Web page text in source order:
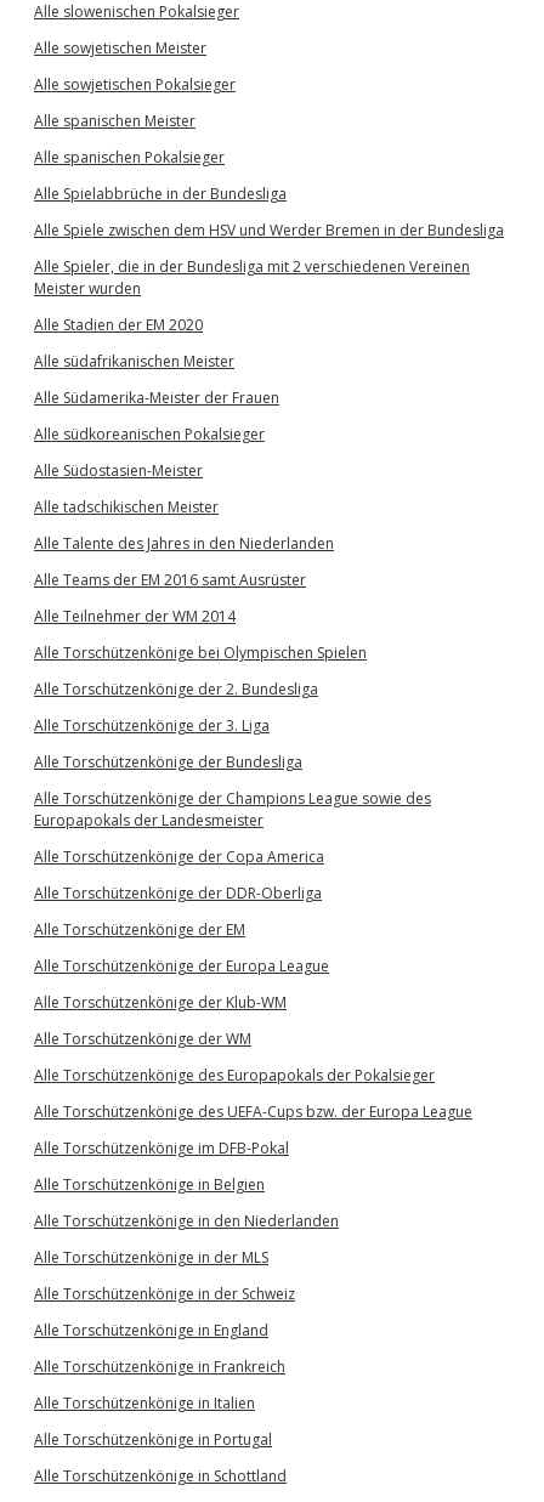
Alle slowenischen Pokalsieger
Alle sowjetischen Meister
Alle sowjetischen Pokalsieger
Alle spanischen Meister
Alle spanischen Pokalsieger
Alle Spielabbrüche in der Bundesliga
Alle Spiele zwischen dem HSV und Werder Bremen in der Bundesliga
Alle Spieler, die in der Bundesliga mit 2 verschiedenen Vereinen
Meister wurden
Alle Stadien der EM 2020
Alle südafrikanischen Meister
Alle Südamerika-Meister der Frauen
Alle südkoreanischen Pokalsieger
Alle Südostasien-Meister
Alle tadschikischen Meister
Alle Talente des Jahres in den Niederlanden
Alle Teams der EM 2016 samt Ausrüster
Alle Teilnehmer der WM 2014
Alle Torschützenkönige bei Olympischen Spielen
Alle Torschützenkönige der 2. Bundesliga
Alle Torschützenkönige der 3. Liga
Alle Torschützenkönige der Bundesliga
Alle Torschützenkönige der Champions League sowie des
Europapokals der Landesmeister
Alle Torschützenkönige der Copa America
Alle Torschützenkönige der DDR-Oberliga
Alle Torschützenkönige der EM
Alle Torschützenkönige der Europa League
Alle Torschützenkönige der Klub-WM
Alle Torschützenkönige der WM
Alle Torschützenkönige des Europapokals der Pokalsieger
Alle Torschützenkönige des UEFA-Cups bzw. der Europa League
Alle Torschützenkönige im DFB-Pokal
Alle Torschützenkönige in Belgien
Alle Torschützenkönige in den Niederlanden
Alle Torschützenkönige in der MLS
Alle Torschützenkönige in der Schweiz
Alle Torschützenkönige in England
Alle Torschützenkönige in Frankreich
Alle Torschützenkönige in Italien
Alle Torschützenkönige in Portugal
Alle Torschützenkönige in Schottland